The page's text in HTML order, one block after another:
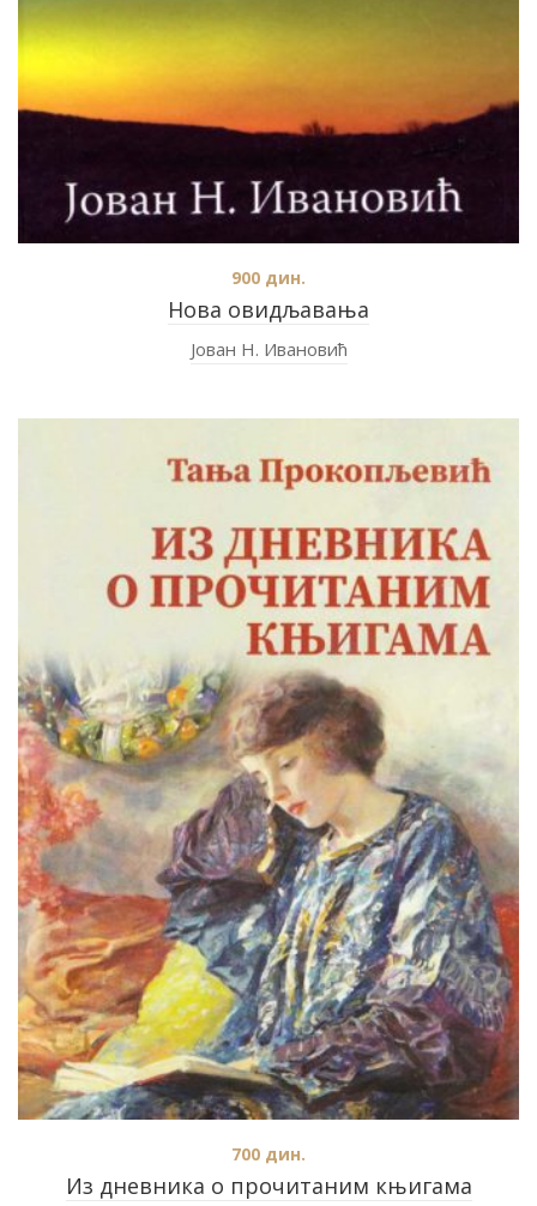
Нова овидљавања
900 дин.
Јован Н. Ивановић
Из дневника о прочитаним књигама
700 дин.